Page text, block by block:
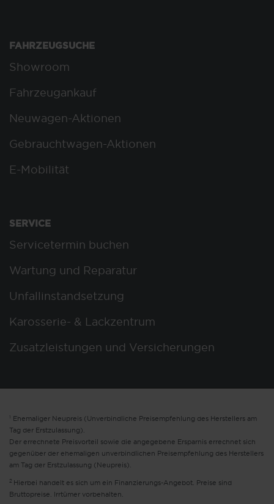
FAHRZEUGSUCHE
Showroom
Fahrzeugankauf
Neuwagen-Aktionen
Gebrauchtwagen-Aktionen
E-Mobilität
SERVICE
Servicetermin buchen
Wartung und Reparatur
Unfallinstandsetzung
Karosserie- & Lackzentrum
Zusatzleistungen und Versicherungen
1 Ehemaliger Neupreis (Unverbindliche Preisempfehlung des Herstellers am
Tag der Erstzulassung).
Der errechnete Preisvorteil sowie die angegebene Ersparnis errechnet sich
gegenüber der ehemaligen unverbindlichen Preisempfehlung des Herstellers
am Tag der Erstzulassung (Neupreis).
2 Hierbei handelt es sich um ein Finanzierungs-Angebot. Preise sind
Bruttopreise. Irrtümer vorbehalten.